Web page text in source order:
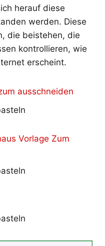
herauf diese
werden. Diese
die beistehen, die
kontrollieren, wie
erscheint.